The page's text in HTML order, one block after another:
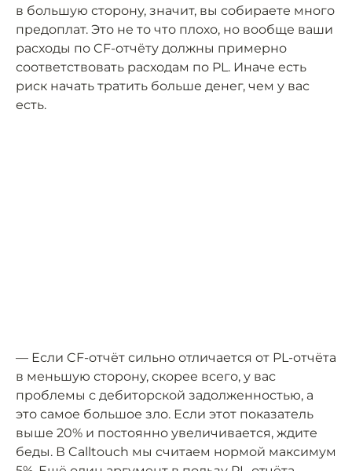
в большую сторону, значит, вы собираете много
предоплат. Это не то что плохо, но вообще ваши
расходы по CF-отчёту должны примерно
соответствовать расходам по PL. Иначе есть
риск начать тратить больше денег, чем у вас
есть.
— Если CF-отчёт сильно отличается от PL-отчёта
в меньшую сторону, скорее всего, у вас
проблемы с дебиторской задолженностью, а
это самое большое зло. Если этот показатель
выше 20% и постоянно увеличивается, ждите
беды. В Calltouch мы считаем нормой максимум